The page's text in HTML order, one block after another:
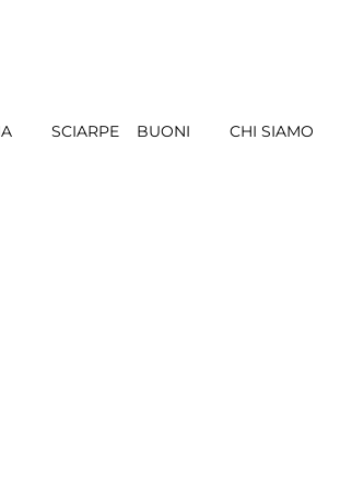
SCIARPE BUONI CHI SIAMO